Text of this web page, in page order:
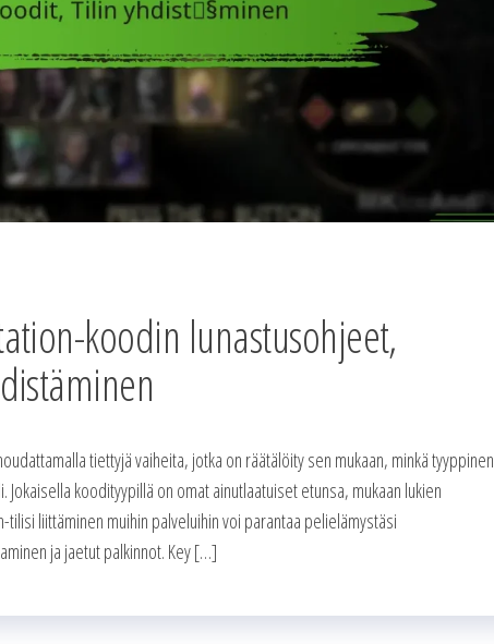
koodin lunastusohjeet,
tiettyjä vaiheita, jotka on räätälöity sen mukaan, minkä tyyppinen
koodityypillä on omat ainutlaatuiset etunsa, mukaan lukien
liittäminen muihin palveluihin voi parantaa pelielämystäsi
ja jaetut palkinnot. Key […]